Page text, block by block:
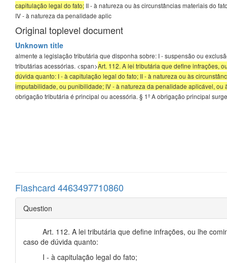
capitulação legal do fato; II - à natureza ou às circunstâncias materiais do
IV - à natureza da penalidade aplic
Original toplevel document
Unknown title
almente a legislação tributária que disponha sobre: I - suspensão ou
tributárias acessórias. <span>Art. 112. A lei tributária que define infrações,
dúvida quanto: I - à capitulação legal do fato; II - à natureza ou às
imputabilidade, ou punibilidade; IV - à natureza da penalidade aplicável, ou
obrigação tributária é principal ou acessória. § 1º A obrigação principal
Flashcard 4463497710860
Question
Art. 112. A lei tributária que define infrações, ou lhe
caso de dúvida quanto:
I - à capitulação legal do fato;